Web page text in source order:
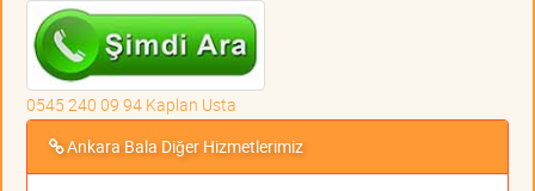
0545 240 09 94 Kaplan Usta
Ankara Bala Diğer Hizmetlerimiz